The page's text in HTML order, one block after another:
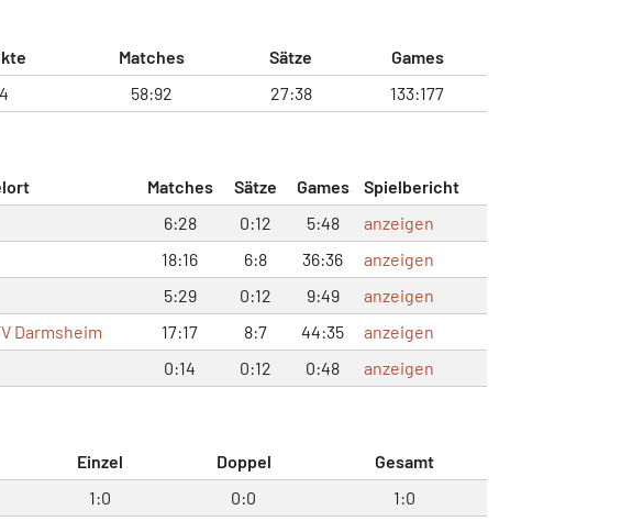
Matches Sätze
Games
58:92 27:38 133:177
Matches Sätze Games
Spielbericht
6:28 0:12 5:48
anzeigen
18:16 6:8 36:36
anzeigen
5:29 0:12 9:49
anzeigen
Darmsheim 17:17 8:7 44:35
anzeigen
0:14 0:12 0:48 anzeigen
Einzel Doppel
Gesamt
1:0 0:0
1:0